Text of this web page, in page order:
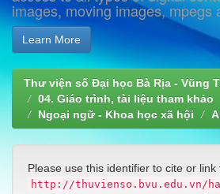
images, moving images, mpegs
Learn More
Thư viện số Đại học Bà Rịa - Vũng
04. Giáo trình, tài liệu tham khảo
Ngoại ngữ - Khoa học xã hội
Please use this identifier to cite or link
http://thuvienso.bvu.edu.vn/